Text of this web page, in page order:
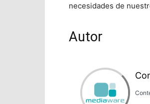
necesidades de
Autor